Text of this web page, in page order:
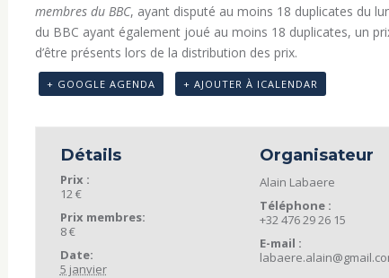
membres du BBC, ayant disputé au moins 18 duplicates du
du BBC ayant également joué au moins 18 duplicates, un
d’être présents lors de la distribution des prix.
+ GOOGLE AGENDA + AJOUTER À ICALENDAR
Détails
Prix :
12 €
Prix membres:
8 €
Date:
5 janvier
Organisateur
Alain Labaere
Téléphone :
+32 476 29 26 15
E-mail :